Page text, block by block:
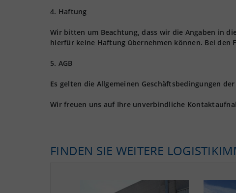
4. Haftung
Wir bitten um Beachtung, dass wir die Angaben in
hierfür keine Haftung übernehmen können. Bei den
5. AGB
Es gelten die Allgemeinen Geschäftsbedingungen
Wir freuen uns auf Ihre unverbindliche
FINDEN SIE WEITERE